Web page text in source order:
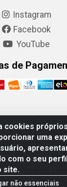
cookies
uma
com o seu
site.
não essenciais
Instagram
Facebook
YouTube
de
Ltda - Avenida
Residencial do
- CEP 96.789-102
0001-26